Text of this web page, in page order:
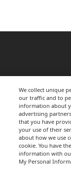
ウェブサイトの
プライバシーポ
We collect unique
our traffic and to
information about
advertising
that you have
your use of their
about how we use
cookie. You have
information with
My Personal